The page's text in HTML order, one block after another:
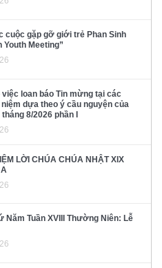
cuộc gặp gỡ giới trẻ Phan Sinh
Youth Meeting”
loan báo Tin mừng tại các
dựa theo ý cầu nguyện của
8/2026 phần I
LỜI CHÚA CHÚA NHẬT XIX
Năm Tuần XVIII Thường Niên: Lễ